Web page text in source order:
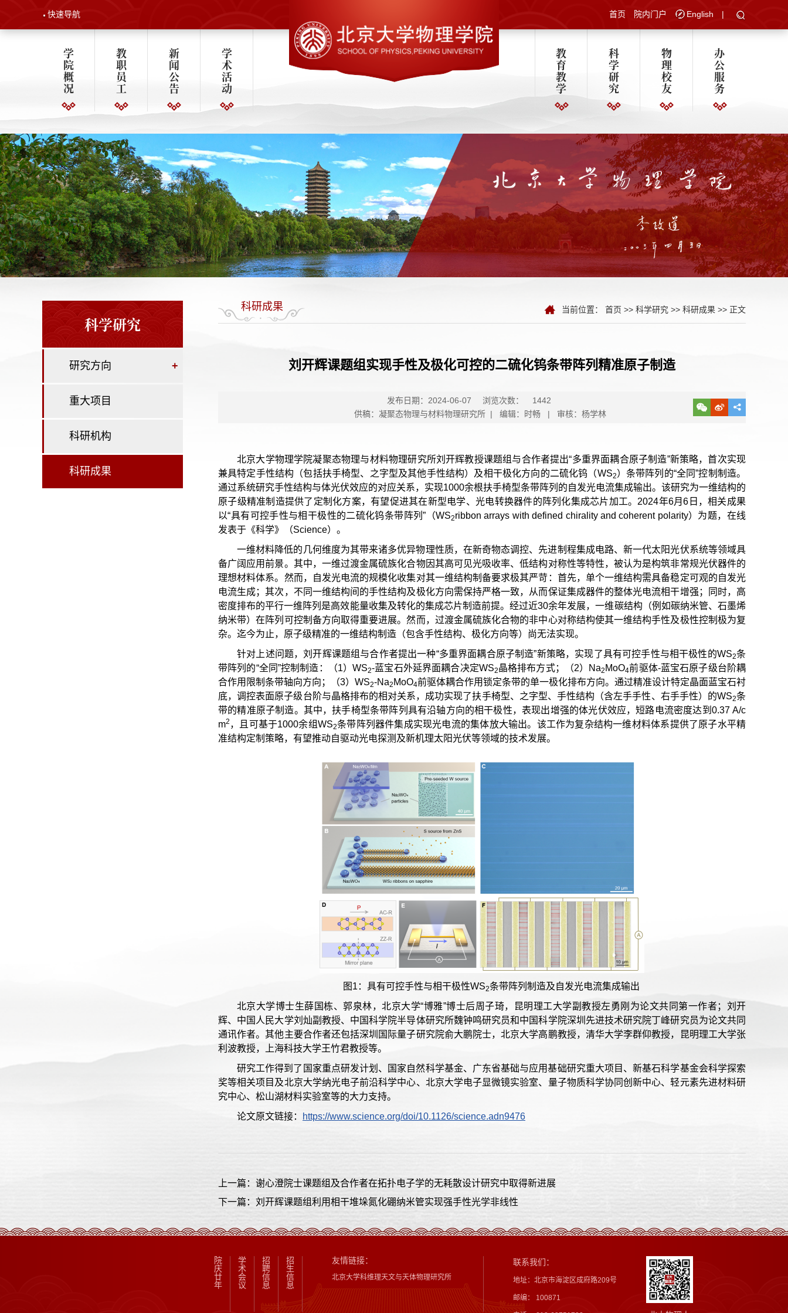
快速导航 首页 院内门户 English |
学
院
概
况
教
职
员
工
新
闻
公
告
学
术
活
动
教
育
教
学
科
学
研
究
物
理
校
友
办
公
服
务
科学研究
研究方向 +
重大项目
科研机构
科研成果
科研成果 当前位置： 首页 >> 科学研究 >> 科研成果 >> 正文
刘开辉课题组实现手性及极化可控的二硫化钨条带阵列精准原子制造
发布日期：2024-06-07 浏览次数：
1442
供稿：凝聚态物理与材料物理研究所 | 编辑：时畅 | 审核：杨学林
北京大学物理学院凝聚态物理与材料物理研究所刘开辉教授课题组与合作者提出“多重界面耦合原子制造”新策略，首次实现
兼具特定手性结构（包括扶手椅型、之字型及其他手性结构）及相干极化方向的二硫化钨（WS2）条带阵列的“全同”控制制造。
通过系统研究手性结构与体光伏效应的对应关系，实现1000余根扶手椅型条带阵列的自发光电流集成输出。该研究为一维结构的
原子级精准制造提供了定制化方案，有望促进其在新型电学、光电转换器件的阵列化集成芯片加工。2024年6月6日，相关成果
以“具有可控手性与相干极性的二硫化钨条带阵列”（WS2ribbon arrays with defined chirality and coherent polarity）为题，在线
发表于《科学》（Science）。
一维材料降低的几何维度为其带来诸多优异物理性质，在新奇物态调控、先进制程集成电路、新一代太阳光伏系统等领域具
备广阔应用前景。其中，一维过渡金属硫族化合物因其高可见光吸收率、低结构对称性等特性，被认为是构筑非常规光伏器件的
理想材料体系。然而，自发光电流的规模化收集对其一维结构制备要求极其严苛：首先，单个一维结构需具备稳定可观的自发光
电流生成；其次，不同一维结构间的手性结构及极化方向需保持严格一致，从而保证集成器件的整体光电流相干增强；同时，高
密度排布的平行一维阵列是高效能量收集及转化的集成芯片制造前提。经过近30余年发展，一维碳结构（例如碳纳米管、石墨烯
纳米带）在阵列可控制备方向取得重要进展。然而，过渡金属硫族化合物的非中心对称结构使其一维结构手性及极性控制极为复
杂。迄今为止，原子级精准的一维结构制造（包含手性结构、极化方向等）尚无法实现。
针对上述问题，刘开辉课题组与合作者提出一种“多重界面耦合原子制造”新策略，实现了具有可控手性与相干极性的WS2条
带阵列的“全同”控制制造：（1）WS2-蓝宝石外延界面耦合决定WS2晶格排布方式；（2）Na2 MoO4前驱体-蓝宝石原子级台阶耦
合作用限制条带轴向方向；（3）WS2-Na2 MoO4前驱体耦合作用锁定条带的单一极化排布方向。通过精准设计特定晶面蓝宝石衬
底，调控表面原子级台阶与晶格排布的相对关系，成功实现了扶手椅型、之字型、手性结构（含左手手性、右手手性）的WS2条
带的精准原子制造。其中，扶手椅型条带阵列具有沿轴方向的相干极性，表现出增强的体光伏效应，短路电流密度达到0.37 A/c
m2 ，且可基于1000余组WS2条带阵列器件集成实现光电流的集体放大输出。该工作为复杂结构一维材料体系提供了原子水平精
准结构定制策略，有望推动自驱动光电探测及新机理太阳光伏等领域的技术发展。
图1：具有可控手性与相干极性WS2条带阵列制造及自发光电流集成输出
北京大学博士生薛国栋、郭泉林，北京大学“博雅”博士后周子琦，昆明理工大学副教授左勇刚为论文共同第一作者；刘开
辉、中国人民大学刘灿副教授、中国科学院半导体研究所魏钟鸣研究员和中国科学院深圳先进技术研究院丁峰研究员为论文共同
通讯作者。其他主要合作者还包括深圳国际量子研究院俞大鹏院士，北京大学高鹏教授， 清华大学李群仰教授，昆明理工大学张
利波教授，上海科技大学王竹君教授等。
研究工作得到了国家重点研发计划、国家自然科学基金、广东省基础与应用基础研究重大项目、新基石科学基金会科学探索
奖等相关项目及北京大学纳光电子前沿科学中心、北京大学电子显微镜实验室、量子物质科学协同创新中心、轻元素先进材料研
究中心、松山湖材料实验室等的大力支持。
论文原文链接：
https://www.science.org/doi/10.1126/science.adn9476
上一篇：谢心澄院士课题组及合作者在拓扑电子学的无耗散设计研究中取得新进展
下一篇：刘开辉课题组利用相干堆垛氮化硼纳米管实现强手性光学非线性
院
庆
廿
年
学
术
会
议
招
聘
信
息
招
生
信
息
友情链接：
北京大学科维理天文与天体物理研究所
联系我们：
地址：北京市海淀区成府路209号
邮编： 100871